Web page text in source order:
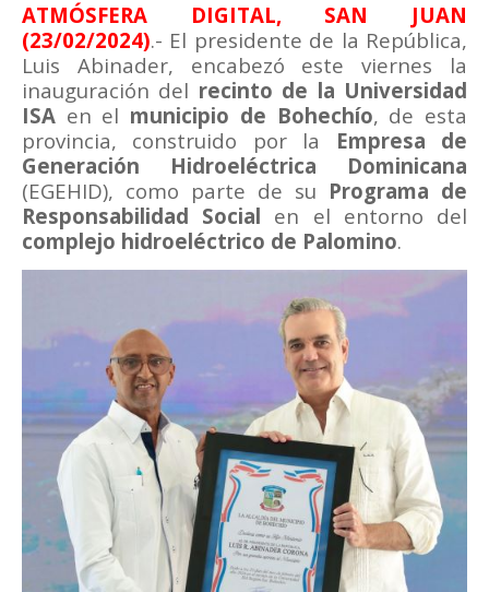
ATMÓSFERA DIGITAL, SAN JUAN
(23/02/2024).- El presidente de la República,
Luis Abinader, encabezó este viernes la
inauguración del recinto de la Universidad
ISA en el municipio de Bohechío, de esta
provincia, construido por la Empresa de
Generación Hidroeléctrica Dominicana
(EGEHID), como parte de su Programa de
Responsabilidad Social en el entorno del
complejo hidroeléctrico de Palomino.